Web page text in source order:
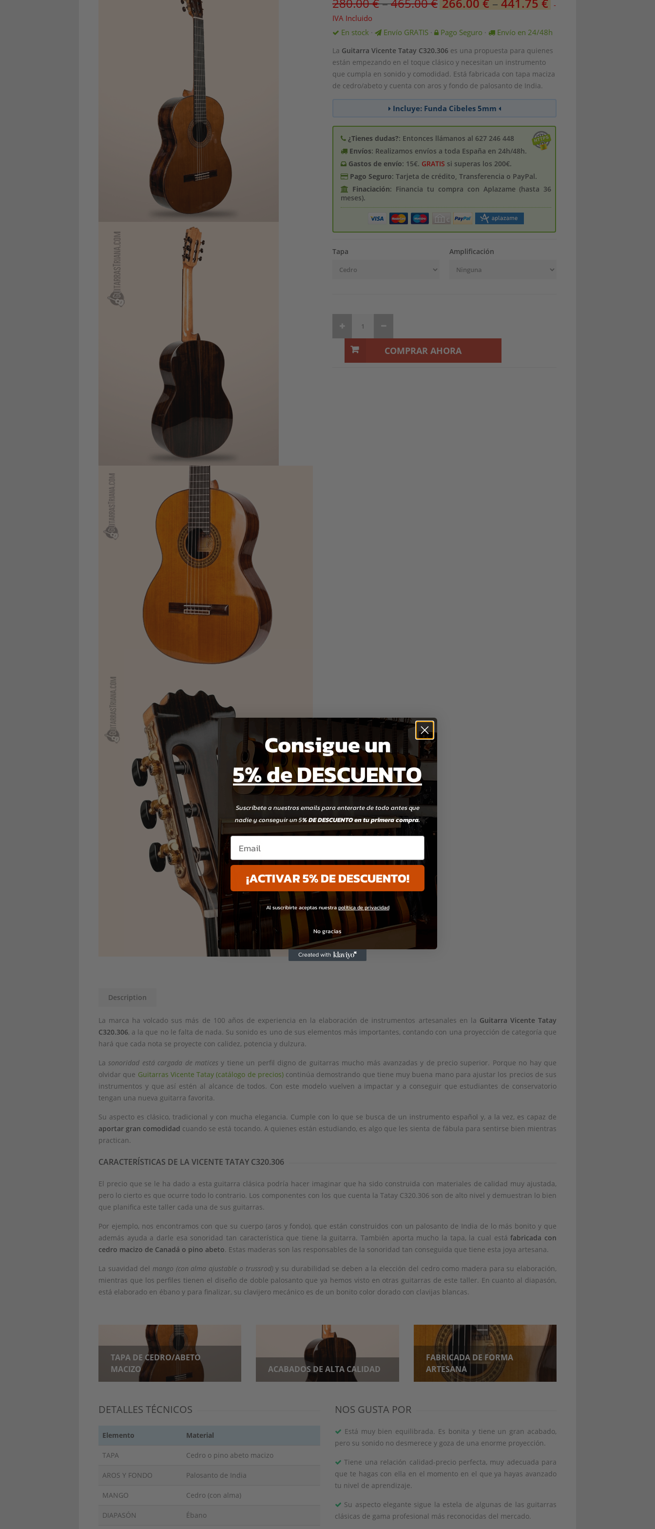
-
IVA Incluido
En stock · Envío GRATIS · Pago Seguro · Envío en 24/48h
La Guitarra Vicente Tatay C320.306 es una propuesta para quienes
están empezando en el toque clásico y necesitan un instrumento
que cumpla en sonido y comodidad. Está fabricada con tapa maciza
de cedro/abeto y cuenta con aros y fondo de palosanto de India.
Incluye: Funda Cibeles 5mm
¿Tienes dudas?: Entonces llámanos al 627 246 448
Envíos: Realizamos envíos a toda España en 24h/48h.
Gastos de enví­o: 15€. GRATIS si superas los 200€.
Pago Seguro: Tarjeta de crédito, Transferencia o PayPal.
Finaciación: Financia tu compra con Aplazame (hasta 36
meses).
Tapa Amplificación
COMPRAR AHORA
Description
La marca ha volcado sus más de 100 años de experiencia en la elaboración de instrumentos artesanales en la Guitarra Vicente Tatay
C320.306, a la que no le falta de nada. Su sonido es uno de sus elementos más importantes, contando con una proyección de categoría que
hará que cada nota se proyecte con calidez, potencia y dulzura.
La sonoridad está cargada de matices y tiene un perfil digno de guitarras mucho más avanzadas y de precio superior. Porque no hay que
olvidar que Guitarras Vicente Tatay (catálogo de precios)continúa demostrando que tiene muy buena mano para ajustar los precios de sus
instrumentos y que así estén al alcance de todos. Con este modelo vuelven a impactar y a conseguir que estudiantes de conservatorio
tengan una nueva guitarra favorita.
Su aspecto es clásico, tradicional y con mucha elegancia. Cumple con lo que se busca de un instrumento español y, a la vez, es capaz de
aportar gran comodidad cuando se está tocando. A quienes están estudiando, es algo que les sienta de fábula para sentirse bien mientras
practican.
CARACTERÍSTICAS DE LA VICENTE TATAY C320.306
El precio que se le ha dado a esta guitarra clásica podría hacer imaginar que ha sido construida con materiales de calidad muy ajustada,
pero lo cierto es que ocurre todo lo contrario. Los componentes con los que cuenta la Tatay C320.306 son de alto nivel y demuestran lo bien
que planifica este taller cada una de sus guitarras.
Por ejemplo, nos encontramos con que su cuerpo (aros y fondo), que están construidos con un palosanto de India de lo más bonito y que
además ayuda a darle esa sonoridad tan característica que tiene la guitarra. También aporta mucho la tapa, la cual estáfabricada con
cedro macizo de Canadá o pino abeto. Estas maderas son las responsables de la sonoridad tan conseguida que tiene esta joya artesana.
La suavidad del mango (con alma ajustable o trussrod) y su durabilidad se deben a la elección del cedro como madera para su elaboración,
mientras que los perfiles tienen el diseño de doble palosanto que ya hemos visto en otras guitarras de este taller. En cuanto al diapasón,
está elaborado en ébano y para finalizar, su clavijero mecánico es de un bonito color dorado con clavijas blancas.
TAPA DE CEDRO/ABETO
MACIZO
ACABADOS DE ALTA CALIDAD
FABRICADA DE FORMA
ARTESANA
DETALLES TÉCNICOS
Elemento Material
TAPA Cedro o pino abeto macizo
AROS Y FONDO Palosanto de India
MANGO Cedro (con alma)
DIAPASÓN Ébano
NOS GUSTA POR
Está muy bien equilibrada. Es bonita y tiene un gran acabado,
pero su sonido no desmerece y goza de una enorme proyección.
Tiene una relación calidad-precio perfecta, muy adecuada para
que te hagas con ella en el momento en el que ya hayas avanzado
tu nivel de aprendizaje.
Su aspecto elegante sigue la estela de algunas de las guitarras
clásicas de gama profesional más reconocidas del mercado.
Consigue un
5% de DESCUENTO
Suscríbete a nuestros emails para enterarte de todo antes que
nadie y conseguir un 5% DE DESCUENTO en tu primera compra.
¡ACTIVAR 5% DE DESCUENTO!
Al suscribirte aceptas nuestrapolítica de privacidad
No gracias